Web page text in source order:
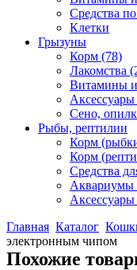
Средства
Клетки
Грызуны
Корм (78)
Лакомства
Витамины
Аксессуары
Сено,
Рыбы, рептилии
Корм
Корм
Средства
Аквариумы
Аксессуары
Главная Каталог
электронным чипом
Похожие